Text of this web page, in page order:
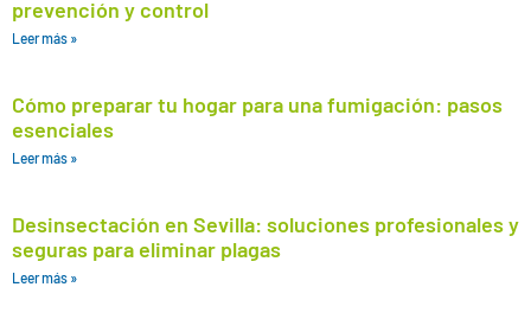
prevención y control
Leer más »
Cómo preparar tu hogar para una fumigación: pasos
esenciales
Leer más »
Desinsectación en Sevilla: soluciones profesionales y
seguras para eliminar plagas
Leer más »